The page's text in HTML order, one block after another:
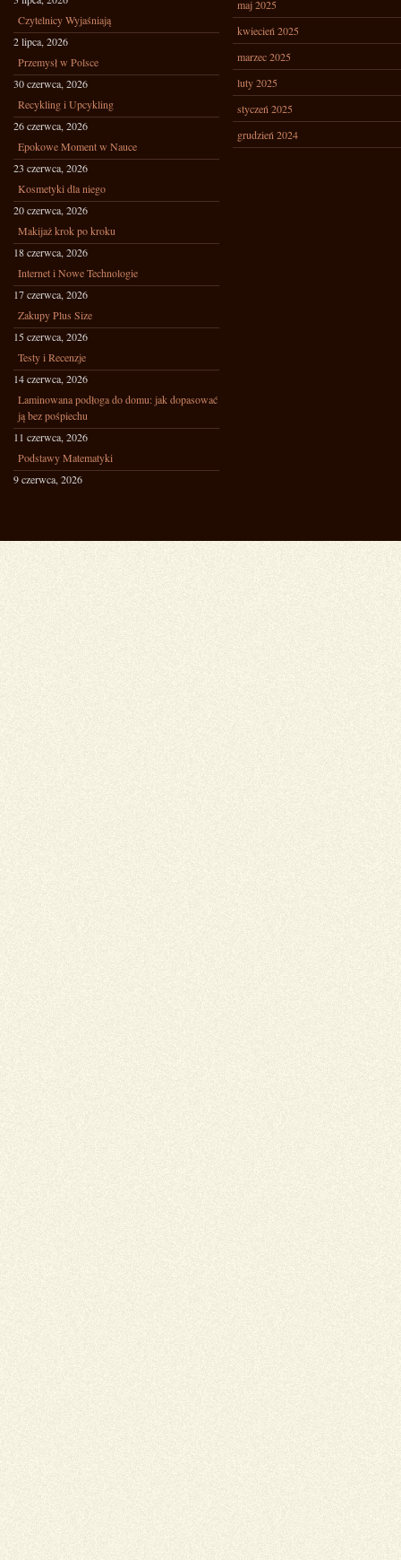
Czytelnicy Wyjaśniają
2 lipca, 2026
Przemysł w Polsce
30 czerwca, 2026
Recykling i Upcykling
26 czerwca, 2026
Epokowe Moment w Nauce
23 czerwca, 2026
Kosmetyki dla niego
20 czerwca, 2026
Makijaż krok po kroku
18 czerwca, 2026
Internet i Nowe Technologie
17 czerwca, 2026
Zakupy Plus Size
15 czerwca, 2026
Testy i Recenzje
14 czerwca, 2026
Laminowana podłoga do domu: jak dopasować
ją bez pośpiechu
11 czerwca, 2026
Podstawy Matematyki
9 czerwca, 2026
maj 2025
kwiecień 2025
marzec 2025
luty 2025
styczeń 2025
grudzień 2024